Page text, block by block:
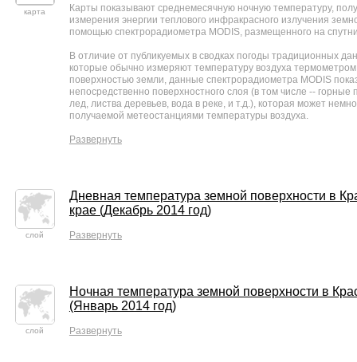
карта
Карты показывают среднемесячную ночную температуру,
измерения энергии теплового инфракрасного излучения
помощью спектрорадиометра MODIS, размещенного на
В отличие от публикуемых в сводках погоды традиционных
которые обычно измеряют температуру воздуха
поверхностью земли, данные спектрорадиометра MODIS
непосредственно поверхностного слоя (в том числе --
лед, листва деревьев, вода в реке, и т.д.), которая может
получаемой метеостанциями температуры воздуха.
Развернуть
слой
Дневная температура земной поверхности в
крае (Декабрь 2014 год)
Развернуть
слой
Ночная температура земной поверхности в
(Январь 2014 год)
Развернуть